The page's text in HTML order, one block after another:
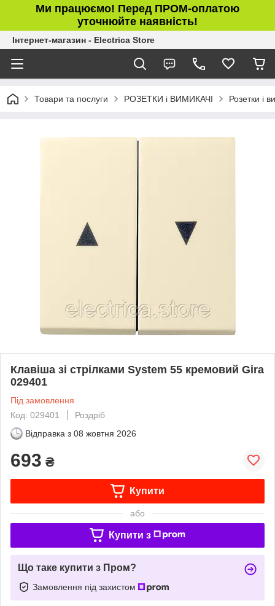
Ми працюємо! Перед ПРОМ-оплатою
уточнюйте наявність!
Інтернет-магазин - Electrica Store
Товари та послуги РОЗЕТКИ і ВИМИКАЧІ Розетки і
Клавіша зі стрілками System 55 кремовий Gira
029401
Під замовлення
Код: 029401
Роздріб
Відправка з 08 жовтня 2026
693 ₴
Купити
або
Купити з
Що таке купити з Пром?
Замовлення під захистом